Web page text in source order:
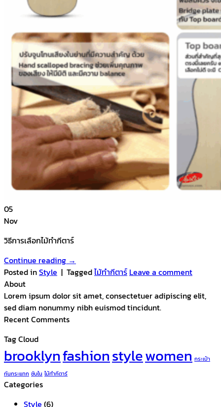
05
Nov
วิธีการเลือกไม้ทำกีตาร์
Continue reading →
Posted inStyle | Taggedไม้ทำกีตาร์ Leave a comment
About
Lorem ipsum dolor sit amet, consectetuer adipiscing elit,
sed diam nonummy nibh euismod tincidunt.
Recent Comments
Tag Cloud
brooklynfashionstylewomen กระเป๋า
กันกระแทก ซับใน ไม้ทำกีตาร์
Categories
Style (6)